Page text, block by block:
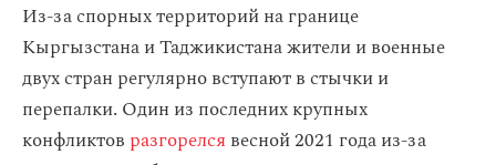
Из-за спорных территорий на границе
Кыргызстана и Таджикистана жители и военные
двух стран регулярно вступают в стычки и
перепалки. Один из последних крупных
конфликтов разгорелся весной 2021 года из-за